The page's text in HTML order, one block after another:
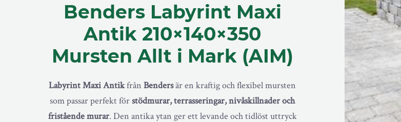
Benders Labyrint Maxi
Antik 210×140×350
Mursten Allt i Mark (AIM)
Labyrint Maxi Antikfrån Bendersär en kraftig och flexibel mursten
som passar perfekt förstödmurar, terrasseringar, nivåskillnader och
fristående murar. Den antika ytan ger ett levande och tidlöst uttryck